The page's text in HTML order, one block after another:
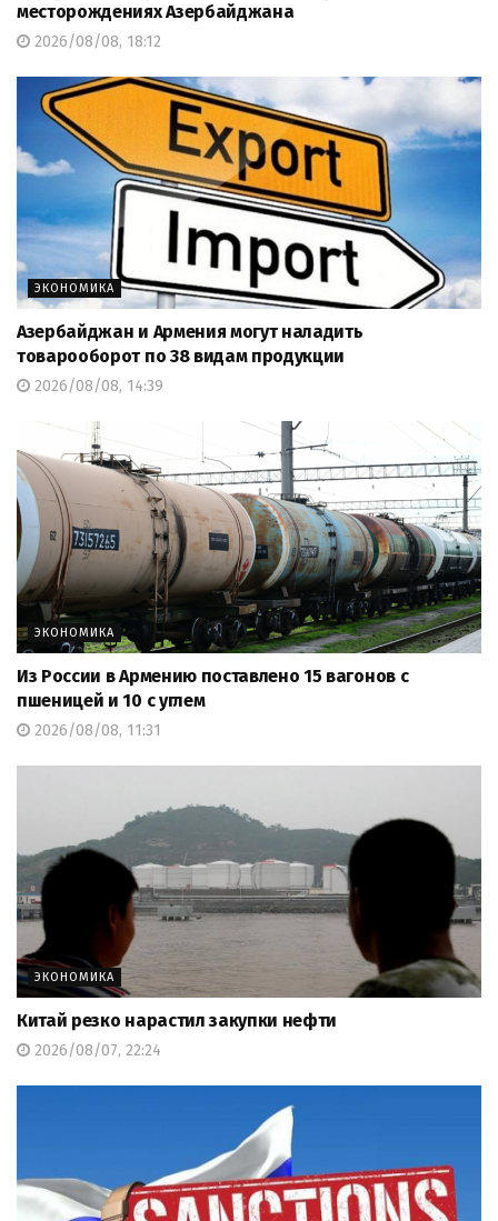
месторождениях Азербайджана
2026/08/08, 18:12
ЭКОНОМИКА
Азербайджан и Армения могут наладить
товарооборот по 38 видам продукции
2026/08/08, 14:39
ЭКОНОМИКА
Из России в Армению поставлено 15 вагонов с
пшеницей и 10 с углем
2026/08/08, 11:31
ЭКОНОМИКА
Китай резко нарастил закупки нефти
2026/08/07, 22:24